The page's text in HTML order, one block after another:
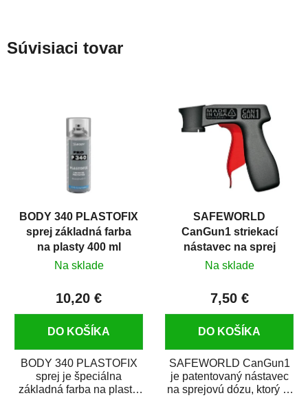
Súvisiaci tovar
BODY 340 PLASTOFIX
sprej základná farba
na plasty 400 ml
Na sklade
10,20 €
DO KOŠÍKA
BODY 340 PLASTOFIX
sprej je špeciálna
základná farba na plasty,
SAFEWORLD
CanGun1 striekací
nástavec na sprej
Na sklade
7,50 €
DO KOŠÍKA
SAFEWORLD CanGun1
je patentovaný nástavec
na sprejovú dózu, ktorý ju